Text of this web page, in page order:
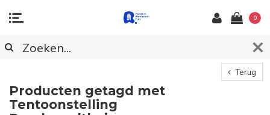
0
Terug
Producten getagd met
Tentoonstelling